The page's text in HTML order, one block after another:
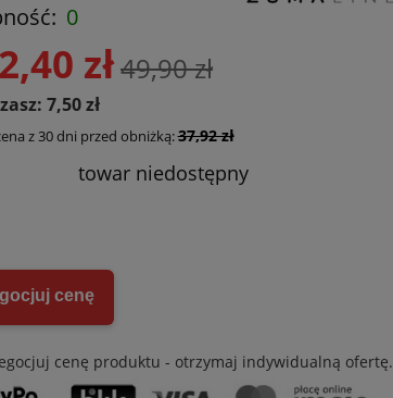
0
zł49,90 zł
7,50 zł
z 30 dni przed obniżką:37,92 zł
towar niedostępny
cenę
cenę produktu - otrzymaj indywidualną ofertę.